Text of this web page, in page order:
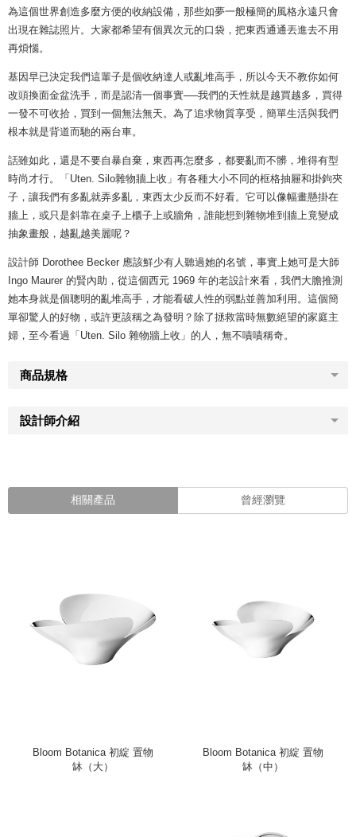
為這個世界創造多麼方便的收納設備，那些如夢一般極簡的風格永遠只會
出現在雜誌照片。大家都希望有個異次元的口袋，把東西通通丟進去不用
再煩惱。
基因早已決定我們這輩子是個收納達人或亂堆高手，所以今天不教你如何
改頭換面金盆洗手，而是認清一個事實──我們的天性就是越買越多，買得
一發不可收拾，買到一個無法無天。為了追求物質享受，簡單生活與我們
根本就是背道而馳的兩台車。
話雖如此，還是不要自暴自棄，東西再怎麼多，都要亂而不髒，堆得有型
時尚才行。「Uten. Silo雜物牆上收」有各種大小不同的框格抽屜和掛鉤夾
子，讓我們有多亂就弄多亂，東西太少反而不好看。它可以像幅畫懸掛在
牆上，或只是斜靠在桌子上櫃子上或牆角，誰能想到雜物堆到牆上竟變成
抽象畫般，越亂越美麗呢？
設計師 Dorothee Becker 應該鮮少有人聽過她的名號，事實上她可是大師
Ingo Maurer 的賢內助，從這個西元 1969 年的老設計來看，我們大膽推測
她本身就是個聰明的亂堆高手，才能看破人性的弱點並善加利用。這個簡
單卻驚人的好物，或許更該稱之為發明？除了拯救當時無數絕望的家庭主
婦，至今看過「Uten. Silo 雜物牆上收」的人，無不嘖嘖稱奇。
商品規格
設計師介紹
相關產品 曾經瀏覽
Bloom Botanica 初綻 置物
缽（大）
Bloom Botanica 初綻 置物
缽（中）